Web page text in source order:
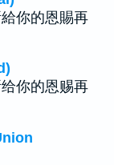
你的恩賜再
你的恩赐再